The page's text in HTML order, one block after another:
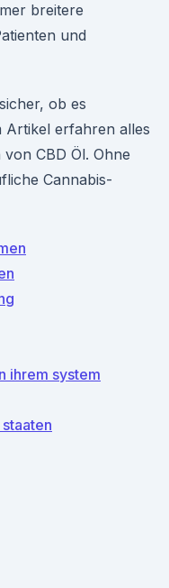
breitere
und
ob es
Artikel erfahren alles
CBD Öl. Ohne
Cannabis-
ihrem system